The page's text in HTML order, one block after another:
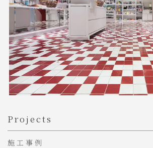
Projects
施工事例